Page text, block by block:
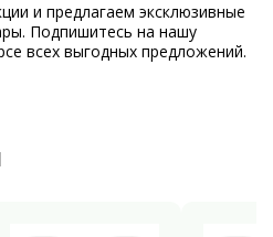
и предлагаем эксклюзивные
Подпишитесь на нашу
всех выгодных предложений.